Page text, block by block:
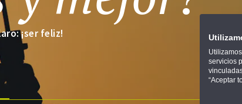
¡ser feliz!
servicios
“Aceptar